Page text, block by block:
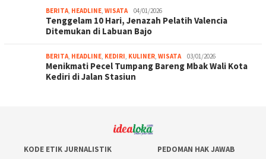
BERITA, HEADLINE, WISATA 04/01/2026
Tenggelam 10 Hari, Jenazah Pelatih Valencia
Ditemukan di Labuan Bajo
BERITA, HEADLINE, KEDIRI, KULINER, WISATA 03/01/2026
Menikmati Pecel Tumpang Bareng Mbak Wali Kota
Kediri di Jalan Stasiun
KODE ETIK JURNALISTIK PEDOMAN HAK JAWAB